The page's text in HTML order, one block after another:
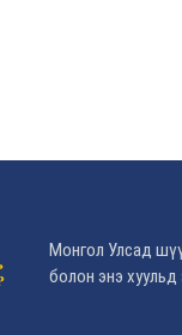
Монгол Улсад
болон энэ хуульд